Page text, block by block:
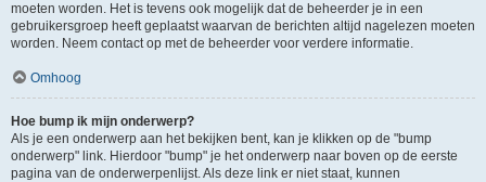
moeten worden. Het is tevens ook mogelijk dat de beheerder je in een
gebruikersgroep heeft geplaatst waarvan de berichten altijd nagelezen moeten
worden. Neem contact op met de beheerder voor verdere informatie.
Omhoog
Hoe bump ik mijn onderwerp?
Als je een onderwerp aan het bekijken bent, kan je klikken op de "bump
onderwerp" link. Hierdoor "bump" je het onderwerp naar boven op de eerste
pagina van de onderwerpenlijst. Als deze link er niet staat, kunnen